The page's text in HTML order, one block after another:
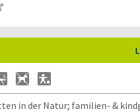
in der Natur; familien- &